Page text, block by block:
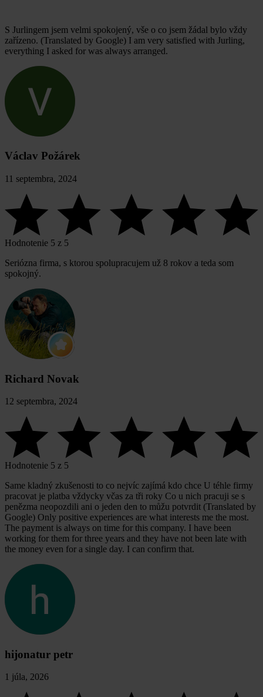
S Jurlingem jsem velmi spokojený, vše o co jsem žádal bylo vždy
zařízeno. (Translated by Google) I am very satisfied with Jurling,
everything I asked for was always arranged.
Václav Požárek
11 septembra, 2024
Hodnotenie 5 z 5
Seriózna firma, s ktorou spolupracujem už 8 rokov a teda som
spokojný.
Richard Novak
12 septembra, 2024
Hodnotenie 5 z 5
Same kladný zkušenosti to co nejvíc zajímá kdo chce U téhle firmy
pracovat je platba vždycky včas za tři roky Co u nich pracuji se s
penězma neopozdili ani o jeden den to můžu potvrdit (Translated by
Google) Only positive experiences are what interests me the most.
The payment is always on time for this company. I have been
working for them for three years and they have not been late with
the money even for a single day. I can confirm that.
hijonatur petr
1 júla, 2026